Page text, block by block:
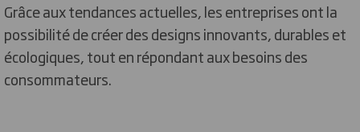
Grâce aux tendances actuelles, les entreprises ont la
possibilité de créer des designs innovants, durables et
écologiques, tout en répondant aux besoins des
consommateurs.